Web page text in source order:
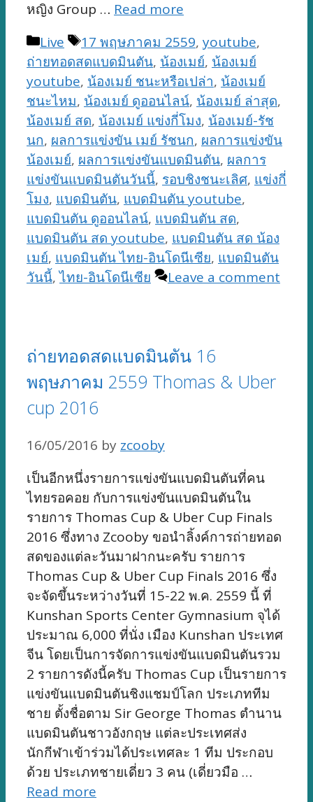
หญิง Group … Read more
Categories
Live Tags
17 พฤษภาคม 2559, youtube,
ถ่ายทอดสดแบดมินตัน, น้องเมย์, น้องเมย์
youtube, น้องเมย์ ชนะหรือเปล่า, น้องเมย์
ชนะไหม, น้องเมย์ ดูออนไลน์, น้องเมย์ ล่าสุด,
น้องเมย์ สด, น้องเมย์ แข่งกี่โมง, น้องเมย์-รัช
นก, ผลการแข่งขัน เมย์ รัชนก, ผลการแข่งขัน
น้องเมย์, ผลการแข่งขันแบดมินตัน, ผลการ
แข่งขันแบดมินตันวันนี้, รอบชิงชนะเลิศ, แข่งกี่
โมง, แบดมินตัน, แบดมินตัน youtube,
แบดมินตัน ดูออนไลน์, แบดมินตัน สด,
แบดมินตัน สด youtube, แบดมินตัน สด น้อง
เมย์, แบดมินตัน ไทย-อินโดนีเซีย, แบดมินตัน
วันนี้,ไทย-อินโดนีเซีย Leave a comment
ถ่ายทอดสดแบดมินตัน 16
พฤษภาคม 2559 Thomas & Uber
cup 2016
16/05/2016 by zcooby
เป็นอีกหนึ่งรายการแข่งขันแบดมินตันที่คน
ไทยรอคอย กับการแข่งขันแบดมินตันใน
รายการ Thomas Cup & Uber Cup Finals
2016 ซึ่งทาง Zcooby ขอนำลิ้งค์การถ่ายทอด
สดของแต่ละวันมาฝากนะครับ รายการ
Thomas Cup & Uber Cup Finals 2016 ซึ่ง
จะจัดขึ้นระหว่างวันที่ 15-22 พ.ค. 2559 นี้ ที่
Kunshan Sports Center Gymnasium จุได้
ประมาณ 6,000 ที่นั่ง เมือง Kunshan ประเทศ
จีน โดยเป็นการจัดการแข่งขันแบดมินตันรวม
2 รายการดังนี้ครับ Thomas Cup เป็นรายการ
แข่งขันแบดมินตันชิงแชมป์โลก ประเภททีม
ชาย ตั้งชื่อตาม Sir George Thomas ตำนาน
แบดมินตันชาวอังกฤษ แต่ละประเทศส่ง
นักกีฬาเข้าร่วมได้ประเทศละ 1 ทีม ประกอบ
ด้วย ประเภทชายเดี่ยว 3 คน (เดี่ยวมือ …
Read more